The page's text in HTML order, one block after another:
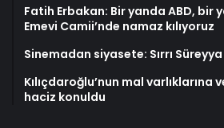
Fatih Erbakan: Bir yanda ABD, bir
Emevi Camii’nde namaz kılıyoruz
Sinemadan siyasete: Sırrı
Kılıçdaroğlu’nun mal varlıklarına
haciz konuldu